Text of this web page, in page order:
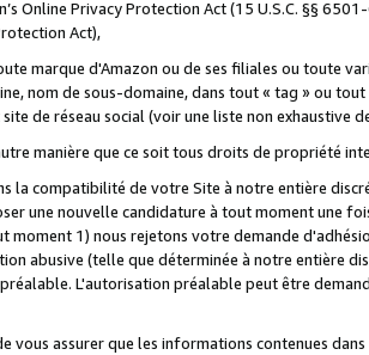
Online Privacy Protection Act (15 U.S.C. §§
Act),
marque d'Amazon ou de ses filiales ou toute
nom de sous-domaine, dans tout « tag » ou
de réseau social (voir une liste non exhaustive
manière que ce soit tous droits de propriété
la compatibilité de votre Site à notre entière
une nouvelle candidature à tout moment une
moment 1) nous rejetons votre demande
abusive (telle que déterminée à notre entière
L'autorisation préalable peut être
vous assurer que les informations contenues